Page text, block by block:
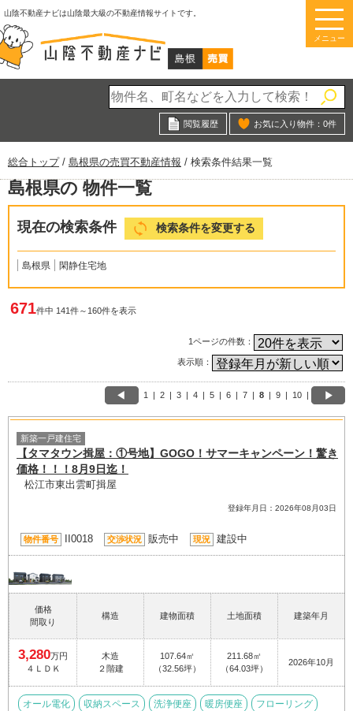
このページの本文へ
山陰不動産ナビは山陰最大級の不動産情報サイトです。
メニュー
閲覧履歴 お気に入り物件： 0件
現
在
の
位
置：
総合トップ/ 島根県の売買不動産情報 / 検索条件結果一覧
島根県の 物件一覧
現在の検索条件 検索条件を変更する
島根県 閑静住宅地
671件中 141件～160件を表示
1ページの件数：
表示順：
1 | 2 | 3 | 4 | 5 | 6 | 7 | 8 | 9 | 10 |
新築一戸建住宅
【タマタウン揖屋：①号地】GOGO！サマーキャンペーン！驚き
価格！！！8月9日迄！
松江市東出雲町揖屋
登録年月日：2026年08月03日
物件番号 II0018 交渉状況 販売中 現況 建設中
価格
間取り
構造 建物面積 土地面積 建築年月
3,280万円
４ＬＤＫ
木造
２階建
107.64㎡
（32.56坪）
211.68㎡
（64.03坪）
2026年10月
オール電化 収納スペース 洗浄便座 暖房便座 フローリング